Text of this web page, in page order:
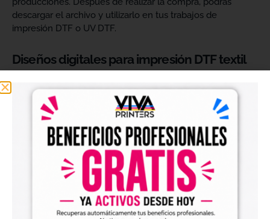
descargar el archivo y utilizarlo en tus trabajos de
impresión DTF o UV DTF.
Diseños digitales para impresión DTF textil
crear camisetas, sudaderas, tote bags, ropa infantil,
prendas promocionales y otros productos textiles
personalizados.
Los archivos están pensados para facilitar la preparación
de tus impresiones y ayudarte a crear nuevas colecciones
sin tener que diseñar cada imagen desde cero. Solo
tendrás que adaptar el tamaño a tus necesidades, preparar
el archivo en tu programa de impresión y producirlo con tu
maquinaria DTF.